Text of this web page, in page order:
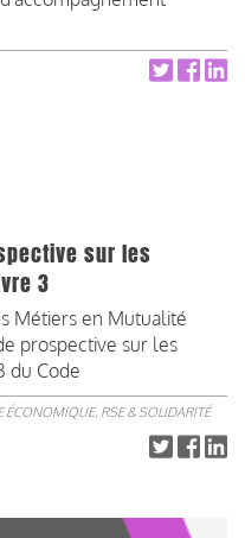
sur les
3
Métiers en Mutualité
prospective sur les
du Code
ÉCONOMIQUE, RSE & SOLIDARITÉ